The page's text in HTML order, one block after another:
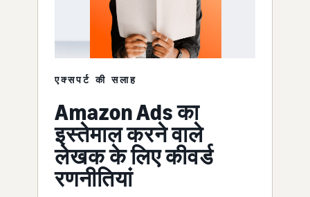
एक्सपर्ट की सलाह
Amazon Ads का
इस्तेमाल करने वाले
लेखक के लिए कीवर्ड
रणनीतियां